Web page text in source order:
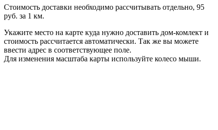
Стоимость доставки необходимо рассчитывать отдельно, 95
руб. за 1 км.
Укажите место на карте куда нужно доставить дом-комлект и
стоимость рассчитается автоматически. Так же вы можете
ввести адрес в соответствующее поле.
Для изменения масштаба карты используйте колесо мыши.